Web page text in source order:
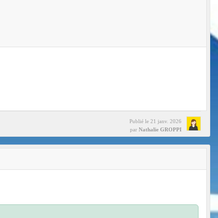
Publié le 21 janv. 2026
par Nathalie GROPPI